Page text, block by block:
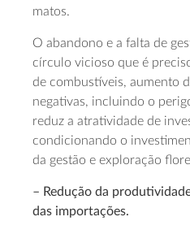
matos.
O abandono e a falta de
círculo vicioso que é
de combustíveis, aumento
negativas, incluindo o
reduz a atratividade de
condicionando o
da gestão e exploração
– Redução da
das importações.